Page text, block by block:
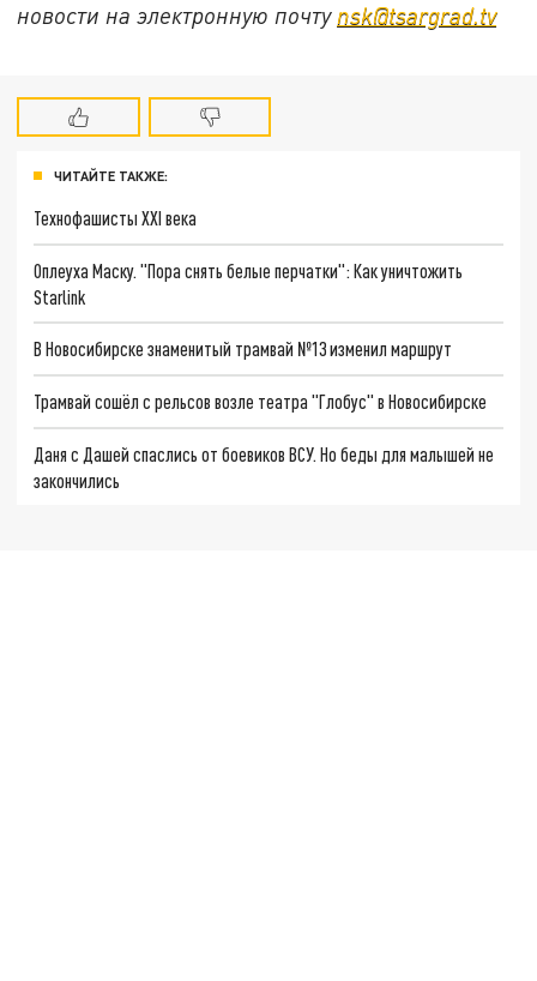
новости на электронную почту nsk@tsargrad.tv
ЧИТАЙТЕ ТАКЖЕ:
Технофашисты XXI века
Оплеуха Маску. "Пора снять белые перчатки": Как уничтожить
Starlink
В Новосибирске знаменитый трамвай №13 изменил маршрут
Трамвай сошёл с рельсов возле театра "Глобус" в Новосибирске
Даня с Дашей спаслись от боевиков ВСУ. Но беды для малышей не
закончились